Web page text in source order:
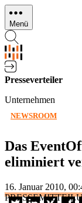
Direkt
zum
Inhalt
Menü
Presseverteiler
Unternehmen
NEWSROOM
Das
eliminiert
16. Januar 2010,